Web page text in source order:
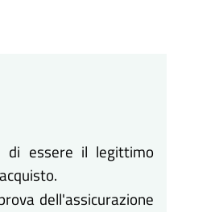
di essere il legittimo
dell'assicurazione